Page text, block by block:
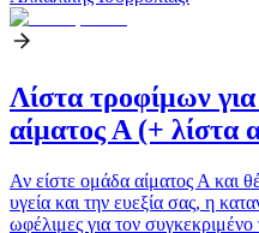
Λίστα τροφίμων
αίματος Α (+ λίστα
Αν είστε ομάδα αίματος Α και
υγεία και την ευεξία σας, η
ωφέλιμες για τον